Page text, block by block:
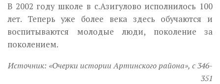
В 2002 году школе в с.Азигулово исполнилось 100
лет. Теперь уже более века здесь обучаются и
воспитываются молодые люди, поколение за
поколением.
Источник: «Очерки истории Артинского района», с 346-
351